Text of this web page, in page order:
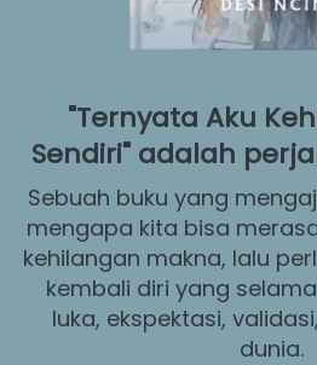
"Ternyata Aku
Sendiri" adalah
Sebuah buku yang
mengapa kita bisa
kehilangan makna, lalu
kembali diri yang
luka, ekspektasi,
dunia.